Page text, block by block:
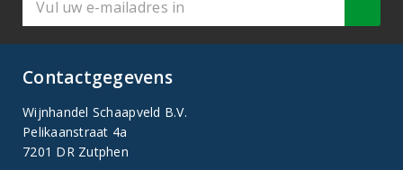
Contactgegevens
Wijnhandel Schaapveld B.V.
Pelikaanstraat 4a
7201 DR Zutphen